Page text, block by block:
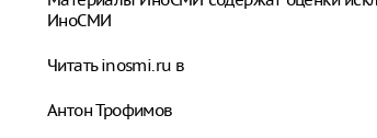
ИноСМИ
Читать inosmi.ru в
Антон Трофимов